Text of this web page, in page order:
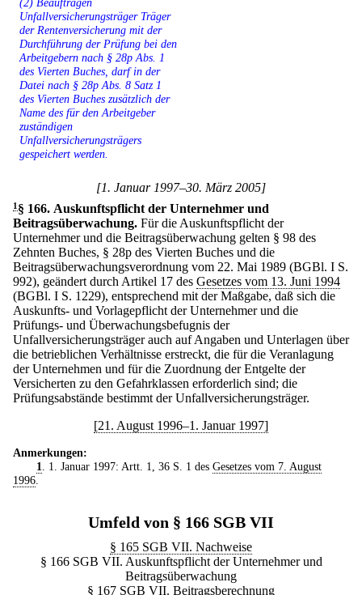
(2) Beauftragen
Unfallversicherungsträger Träger
der Rentenversicherung mit der
Durchführung der Prüfung bei den
Arbeitgebern nach § 28p Abs. 1
des Vierten Buches, darf in der
Datei nach § 28p Abs. 8 Satz 1
des Vierten Buches zusätzlich der
Name des für den Arbeitgeber
zuständigen
Unfallversicherungsträgers
gespeichert werden.
[1. Januar 1997–30. März 2005]
1§ 166. Auskunftspflicht der Unternehmer und
Beitragsüberwachung. Für die Auskunftspflicht der
Unternehmer und die Beitragsüberwachung gelten § 98 des
Zehnten Buches, § 28p des Vierten Buches und die
Beitragsüberwachungsverordnung vom 22. Mai 1989 (BGBl. I S.
992), geändert durch Artikel 17 des Gesetzes vom 13. Juni 1994
(BGBl. I S. 1229), entsprechend mit der Maßgabe, daß sich die
Auskunfts- und Vorlagepflicht der Unternehmer und die
Prüfungs- und Überwachungsbefugnis der
Unfallversicherungsträger auch auf Angaben und Unterlagen über
die betrieblichen Verhältnisse erstreckt, die für die Veranlagung
der Unternehmen und für die Zuordnung der Entgelte der
Versicherten zu den Gefahrklassen erforderlich sind; die
Prüfungsabstände bestimmt der Unfallversicherungsträger.
[21. August 1996–1. Januar 1997]
Anmerkungen:
1. 1. Januar 1997: Artt. 1, 36 S. 1 des Gesetzes vom 7. August
1996.
Umfeld von § 166 SGB VII
§ 165 SGB VII. Nachweise
§ 166 SGB VII. Auskunftspflicht der Unternehmer und
Beitragsüberwachung
§ 167 SGB VII. Beitragsberechnung